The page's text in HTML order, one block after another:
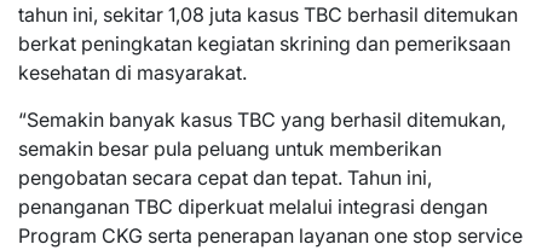
tahun ini, sekitar 1,08 juta kasus TBC berhasil ditemukan
berkat peningkatan kegiatan skrining dan pemeriksaan
kesehatan di masyarakat.
“Semakin banyak kasus TBC yang berhasil ditemukan,
semakin besar pula peluang untuk memberikan
pengobatan secara cepat dan tepat. Tahun ini,
penanganan TBC diperkuat melalui integrasi dengan
Program CKG serta penerapan layanan one stop service